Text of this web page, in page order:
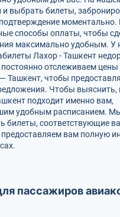
и выбрать билеты,
способы оплаты, чтобы
максимально удобным. У
Лахор - Ташкент
отслеживаем цены
Ташкент, чтобы
Чтобы выяснить,
подходит именно вам,
удобным расписанием.
билеты, соответствующие
предоставляем вам полную
пассажиров